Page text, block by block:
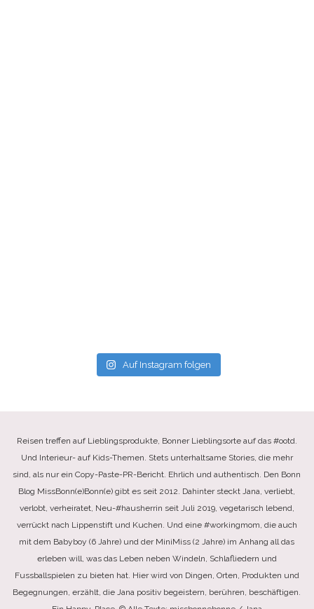
Auf Instagram folgen
Reisen treffen auf Lieblingsprodukte, Bonner Lieblingsorte auf das #ootd.
Und Interieur- auf Kids-Themen. Stets unterhaltsame Stories, die mehr
sind, als nur ein Copy-Paste-PR-Bericht. Ehrlich und authentisch. Den Bonn
Blog MissBonn(e)Bonn(e) gibt es seit 2012. Dahinter steckt Jana, verliebt,
verlobt, verheiratet, Neu-#hausherrin seit Juli 2019, vegetarisch lebend,
verrückt nach Lippenstift und Kuchen. Und eine #workingmom, die auch
mit dem Babyboy (6 Jahre) und der MiniMiss (2 Jahre) im Anhang all das
erleben will, was das Leben neben Windeln, Schlafliedern und
Fussballspielen zu bieten hat. Hier wird von Dingen, Orten, Produkten und
Begegnungen, erzählt, die Jana positiv begeistern, berühren, beschäftigen.